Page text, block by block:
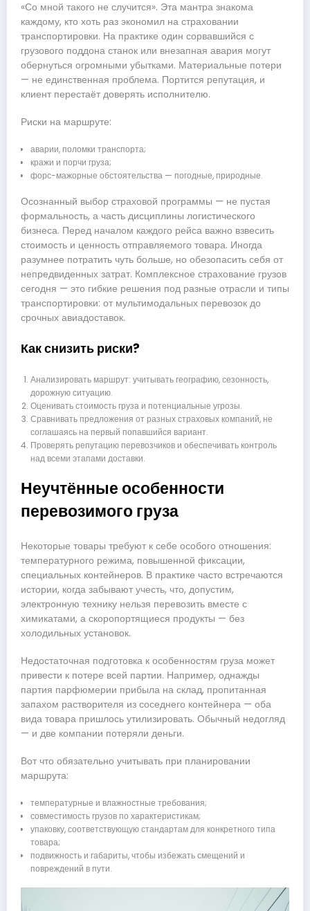
«Со мной такого не случится». Эта мантра знакома
каждому, кто хоть раз экономил на страховании
транспортировки. На практике один сорвавшийся с
грузового поддона станок или внезапная авария могут
обернуться огромными убытками. Материальные потери
— не единственная проблема. Портится репутация, и
клиент перестаёт доверять исполнителю.
Риски на маршруте:
аварии, поломки транспорта;
кражи и порчи груза;
форс-мажорные обстоятельства — погодные, природные.
Осознанный выбор страховой программы — не пустая
формальность, а часть дисциплины логистического
бизнеса. Перед началом каждого рейса важно взвесить
стоимость и ценность отправляемого товара. Иногда
разумнее потратить чуть больше, но обезопасить себя от
непредвиденных затрат. Комплексное страхование грузов
сегодня — это гибкие решения под разные отрасли и типы
транспортировки: от мультимодальных перевозок до
срочных авиадоставок.
Как снизить риски?
Анализировать маршрут: учитывать географию, сезонность,
дорожную ситуацию.
Оценивать стоимость груза и потенциальные угрозы.
Сравнивать предложения от разных страховых компаний, не
соглашаясь на первый попавшийся вариант.
Проверять репутацию перевозчиков и обеспечивать контроль
над всеми этапами доставки.
Неучтённые особенности
перевозимого груза
Некоторые товары требуют к себе особого отношения:
температурного режима, повышенной фиксации,
специальных контейнеров. В практике часто встречаются
истории, когда забывают учесть, что, допустим,
электронную технику нельзя перевозить вместе с
химикатами, а скоропортящиеся продукты — без
холодильных установок.
Недостаточная подготовка к особенностям груза может
привести к потере всей партии. Например, однажды
партия парфюмерии прибыла на склад, пропитанная
запахом растворителя из соседнего контейнера — оба
вида товара пришлось утилизировать. Обычный недогляд
— и две компании потеряли деньги.
Вот что обязательно учитывать при планировании
маршрута:
температурные и влажностные требования;
совместимость грузов по характеристикам;
упаковку, соответствующую стандартам для конкретного типа
товара;
подвижность и габариты, чтобы избежать смещений и
повреждений в пути.